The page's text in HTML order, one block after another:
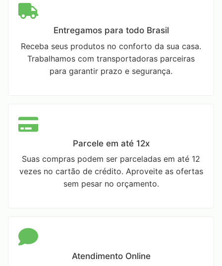
Entregamos para todo Brasil
Receba seus produtos no conforto da sua casa.
Trabalhamos com transportadoras parceiras
para garantir prazo e segurança.
Parcele em até 12x
Suas compras podem ser parceladas em até 12
vezes no cartão de crédito. Aproveite as ofertas
sem pesar no orçamento.
Atendimento Online